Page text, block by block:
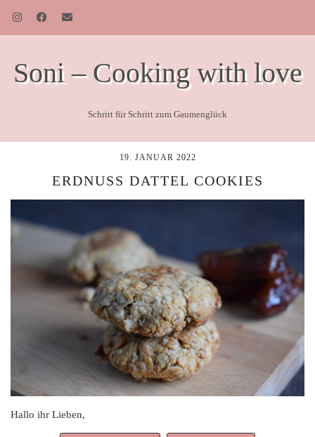
Soni – Cooking with love
Schritt für Schritt zum Gaumenglück
19. JANUAR 2022
ERDNUSS DATTEL COOKIES
Hallo ihr Lieben,